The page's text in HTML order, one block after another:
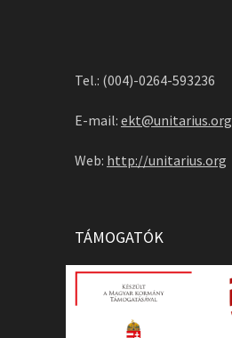
Tel.: (004)-0264-593236
E-mail: ekt@unitarius.org
Web: http://unitarius.org
TÁMOGATÓK